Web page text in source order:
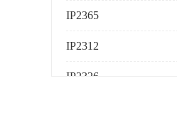
IP2365
IP2312
IP2326